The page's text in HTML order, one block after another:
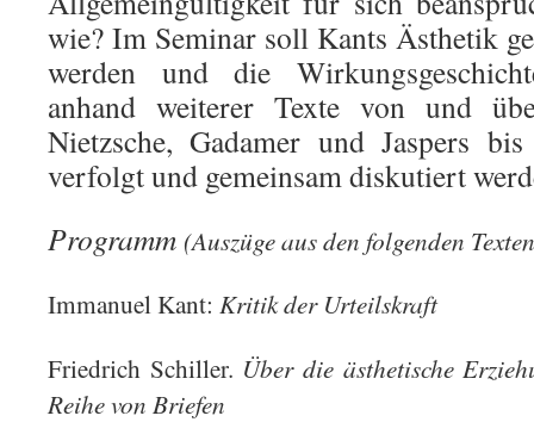
wie? Im Seminar soll Kants Ästhetik
werden und die
anhand weiterer Texte von und
Nietzsche, Gadamer und Jaspers
verfolgt und gemeinsam diskutiert
Programm (Auszüge aus den folgenden
Immanuel Kant: Kritik der Urteilskraft
Friedrich Schiller. Über die ästhetische
Reihe von Briefen